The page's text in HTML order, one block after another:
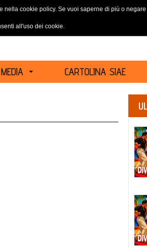
MEDIA CARTOLINA SIAE
cookie policy. Se vuoi saperne di più o
all'uso dei cookie.